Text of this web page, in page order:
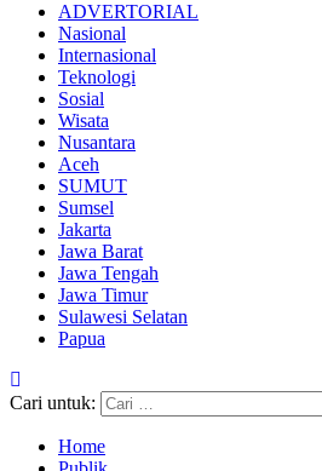
ADVERTORIAL
Nasional
Internasional
Teknologi
Sosial
Wisata
Nusantara
Aceh
SUMUT
Sumsel
Jakarta
Jawa Barat
Jawa Tengah
Jawa Timur
Sulawesi Selatan
Papua
Cari untuk:
Home